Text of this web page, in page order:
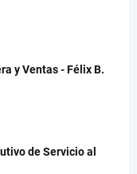
y Ventas - Félix B.
de Servicio al